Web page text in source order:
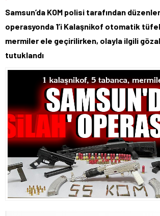
55,0112
Samsun’da KOM polisi tarafından
operasyonda 1’i Kalaşnikof otomatik
mermiler ele geçirilirken, olayla ilgili
tutuklandı